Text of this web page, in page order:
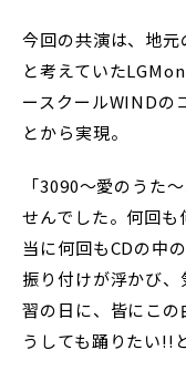
今回の共演は、地
と考えていた
ースクールWINDの
とから実現。
「3090～愛のうた
せんでした。何回
当に何回もCDの中
振り付けが浮かび
習の日に、皆にこ
うしても踊りたい!!